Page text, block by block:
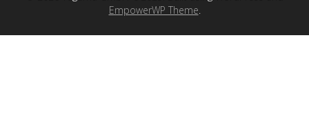
EmpowerWP Theme.